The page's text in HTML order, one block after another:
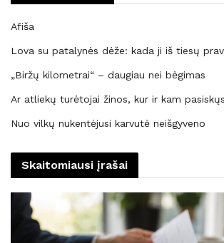
Afiša
Lova su patalynės dėže: kada ji iš tiesų
„Biržų kilometrai“ – daugiau nei bėgimas
Ar atliekų turėtojai žinos, kur ir kam
Nuo vilkų nukentėjusi karvutė neišgyveno
Skaitomiausi įrašai